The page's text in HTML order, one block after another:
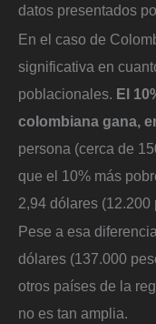
datos presentados
En el caso de
significativa en
poblacionales. El
colombiana gana,
persona (cerca de
que el 10% más
2,94 dólares
Pese a esa
dólares (137.000
otros países de la
no es tan amplia.